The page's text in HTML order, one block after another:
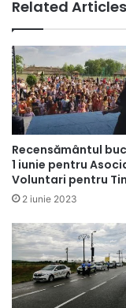
Related Articles
Recensământul
1 iunie pentru
Voluntari pentru
2 iunie 2023